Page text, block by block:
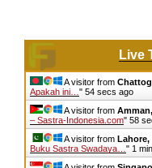
Live
A visitor from
Apakah ini… " 54 secs ago
A visitor from
– Sastra-Indonesia.com" 58
A visitor from
Buku Sastra Swadaya… " 1